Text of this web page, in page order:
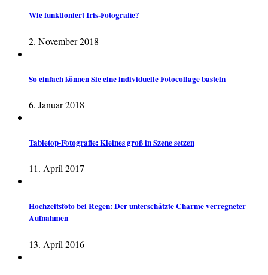
Wie funktioniert Iris-Fotografie?
2. November 2018
So einfach können Sie eine individuelle Fotocollage basteln
6. Januar 2018
Tabletop-Fotografie: Kleines groß in Szene setzen
11. April 2017
Hochzeitsfoto bei Regen: Der unterschätzte Charme verregneter
Aufnahmen
13. April 2016